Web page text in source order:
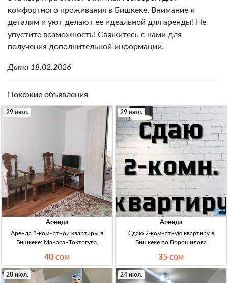
комфортного проживания в Бишкеке. Внимание к
деталям и уют делают ее идеальной для аренды! Не
упустите возможность! Свяжитесь с нами для
получения дополнительной информации.
Дата 18.02.2026
Похожие объявления
29 июл.
Аренда
Аренда 1-комнатной квартиры в
Бишкеке: Манаса–Токтогула,
1кв, 35 м², 3/5 эт, Манаса–Токтогула
(напротив Росс. посольства). Длит.
срок, семейным, без посредн.
40 сом
29 июл.
Аренда
Сдаю 2-комнатную квартиру в
Бишкеке по Ворошилова
длительный срок 2кв Бишкек,
Ворошилова (спортшкола),
длит.срок, с мебелью, 2/5 эт, аренда
35 сом
28 июл. 24 июл.